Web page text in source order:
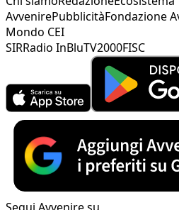
AvvenirePubblicitàFondazione
Mondo CEI
SIRRadio InBluTV2000FISC